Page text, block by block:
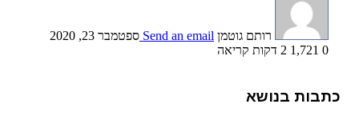
רותם גוטמן Send an email ספטמבר 23, 2020
0
2 דקות קריאה
כתבות בנושא